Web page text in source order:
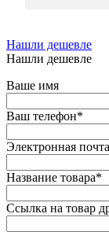
Нашли дешевле
Нашли дешевле
Ваше имя
Ваш телефон*
Электронная почта
Название товара*
Ссылка на товар